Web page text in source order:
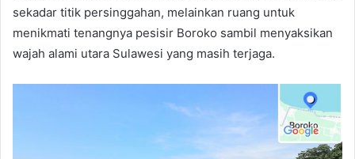
sekadar titik persinggahan, melainkan ruang untuk
menikmati tenangnya pesisir Boroko sambil menyaksikan
wajah alami utara Sulawesi yang masih terjaga.